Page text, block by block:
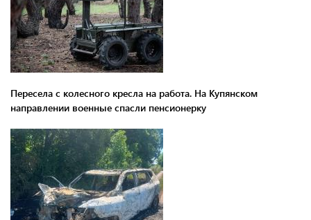
Пересела с колесного кресла на работа. На Купянском
направлении военные спасли пенсионерку